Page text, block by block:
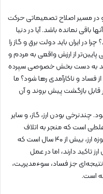
در مسیر اصلاح تصمیماتی حرکت
باقی نمانده باشد. آیا در دنیا
در ایران باید دولت برق و گاز را
از ارزش واقعی به مردم و
به دست بخش خصوصی سپرده
فساد و ناکارآمدی رها شود؟ ما
بازگشت پیش بروند و آن
چندنرخی بودن ارز، گاز، و سایر
است که منجر به اتلاف
منابع و تشدید ناکارآمدی شده‌اند. در حوزه‌ ارز، بیش از ۴۰ سال است که
تاکید دارند، اما در عمل
جز فساد، سوءمدیریت،
است.